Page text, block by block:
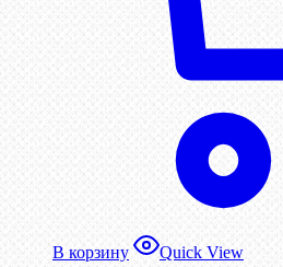
В корзину Quick View